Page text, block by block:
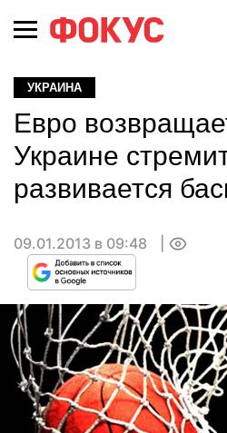
УКРАИНА
Евро
Украине
развивается
09.01.2013 в 09:48